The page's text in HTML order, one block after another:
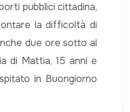
pubblici cittadina,
la difficoltà di
due ore sotto al
di Mattia, 15 anni e
in Buongiorno